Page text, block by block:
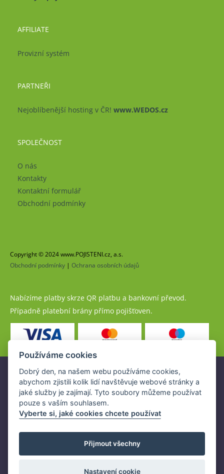
AFFILIATE
Provizní systém
PARTNEŘI
Nejoblíbenější hosting v ČR! www.WEDOS.cz
SPOLEČNOST
O nás
Kontakty
Kontaktní formulář
Obchodní podmínky
Copyright © 2024 www.POJISTENI.cz, a.s.
Obchodní podmínky | Ochrana osobních údajů
Nabízíme platby skrze QR platbu a bankovní převod.
Případně platební brány přímo pojišťoven.
Pojistné produkty jsou nabízeny společností
www.POJISTENI.cz, a.s. na základě platné licence České
národní banky (ČNB).
Licence ČNB umožňuje www.POJISTENI.cz, a.s. poskytovat
Používáme cookies
Dobrý den, na našem webu používáme cookies,
abychom zjistili kolik lidí navštěvuje webové stránky a
jaké služby je zajímají. Tyto soubory můžeme používat
pouze s vaším souhlasem.
Vyberte si, jaké cookies chcete používat
Přijmout všechny
Nastavení cookie